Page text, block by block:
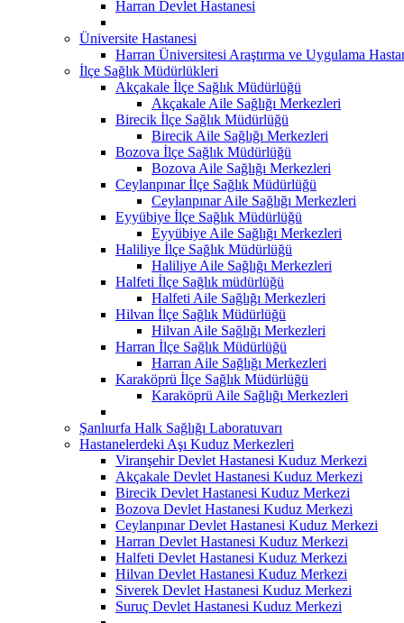
Harran Devlet Hastanesi
Üniversite Hastanesi
Harran Üniversitesi Araştırma ve Uygulama
İlçe Sağlık Müdürlükleri
Akçakale İlçe Sağlık Müdürlüğü
Akçakale Aile Sağlığı Merkezleri
Birecik İlçe Sağlık Müdürlüğü
Birecik Aile Sağlığı Merkezleri
Bozova İlçe Sağlık Müdürlüğü
Bozova Aile Sağlığı Merkezleri
Ceylanpınar İlçe Sağlık Müdürlüğü
Ceylanpınar Aile Sağlığı Merkezleri
Eyyübiye İlçe Sağlık Müdürlüğü
Eyyübiye Aile Sağlığı Merkezleri
Haliliye İlçe Sağlık Müdürlüğü
Haliliye Aile Sağlığı Merkezleri
Halfeti İlçe Sağlık müdürlüğü
Halfeti Aile Sağlığı Merkezleri
Hilvan İlçe Sağlık Müdürlüğü
Hilvan Aile Sağlığı Merkezleri
Harran İlçe Sağlık Müdürlüğü
Harran Aile Sağlığı Merkezleri
Karaköprü İlçe Sağlık Müdürlüğü
Karaköprü Aile Sağlığı Merkezleri
Şanlıurfa Halk Sağlığı Laboratuvarı
Hastanelerdeki Aşı Kuduz Merkezleri
Viranşehir Devlet Hastanesi Kuduz Merkezi
Akçakale Devlet Hastanesi Kuduz Merkezi
Birecik Devlet Hastanesi Kuduz Merkezi
Bozova Devlet Hastanesi Kuduz Merkezi
Ceylanpınar Devlet Hastanesi Kuduz Merkezi
Harran Devlet Hastanesi Kuduz Merkezi
Halfeti Devlet Hastanesi Kuduz Merkezi
Hilvan Devlet Hastanesi Kuduz Merkezi
Siverek Devlet Hastanesi Kuduz Merkezi
Suruç Devlet Hastanesi Kuduz Merkezi